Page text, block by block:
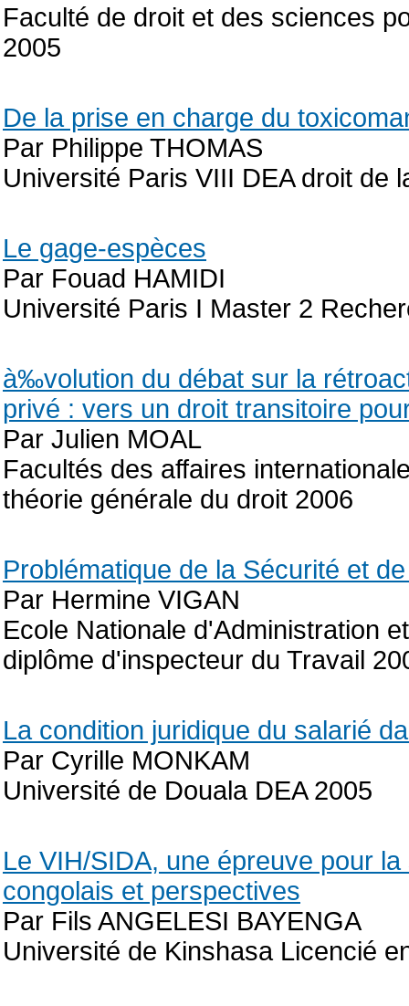
Faculté de droit et des sciences
2005
De la prise en charge du
Par Philippe THOMAS
Université Paris VIII DEA droit de
Le gage-espèces
Par Fouad HAMIDI
Université Paris I Master 2
à‰volution du débat sur la
privé : vers un droit transitoire
Par Julien MOAL
Facultés des affaires
théorie générale du droit 2006
Problématique de la Sécurité et
Par Hermine VIGAN
Ecole Nationale d'Administration
diplôme d'inspecteur du Travail
La condition juridique du salarié
Par Cyrille MONKAM
Université de Douala DEA 2005
Le VIH/SIDA, une épreuve pour
congolais et perspectives
Par Fils ANGELESI BAYENGA
Université de Kinshasa Licencié